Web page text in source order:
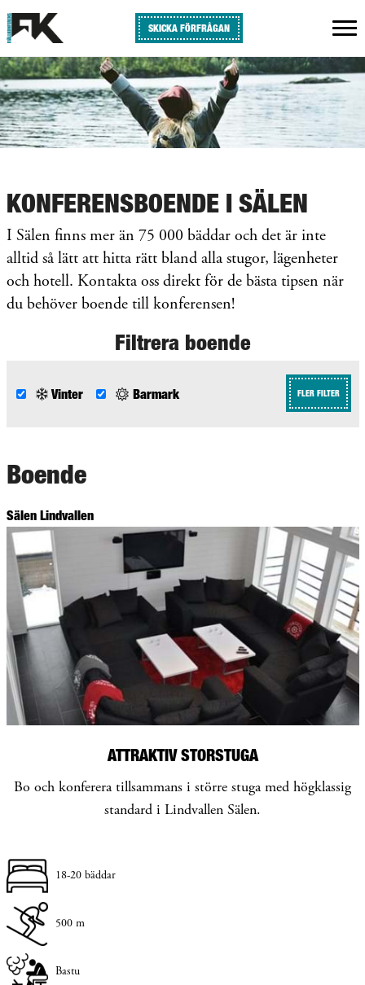
SKICKA FÖRFRÅGAN
KONFERENSBOENDE I SÄLEN
I Sälen finns mer än 75 000 bäddar och det är inte
alltid så lätt att hitta rätt bland alla stugor, lägenheter
och hotell. Kontakta oss direkt för de bästa tipsen när
du behöver boende till konferensen!
Filtrera boende
Vinter Barmark FLER FILTER
Boende
Sälen Lindvallen
ATTRAKTIV STORSTUGA
Bo och konferera tillsammans i större stuga med högklassig
standard i Lindvallen Sälen.
18-20 bäddar
500 m
Bastu